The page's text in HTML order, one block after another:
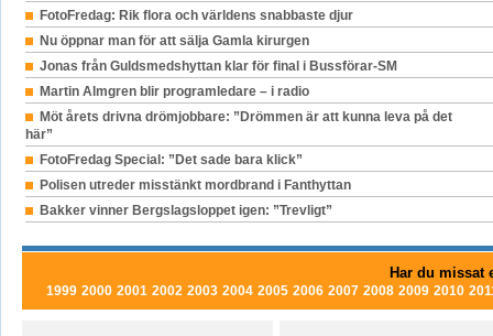
FotoFredag: Rik flora och världens snabbaste djur
Nu öppnar man för att sälja Gamla kirurgen
Jonas från Guldsmedshyttan klar för final i Bussförar-SM
Martin Almgren blir programledare – i radio
Möt årets drivna drömjobbare: ”Drömmen är att kunna leva på det
här”
FotoFredag Special: ”Det sade bara klick”
Polisen utreder misstänkt mordbrand i Fanthyttan
Bakker vinner Bergslagsloppet igen: ”Trevligt”
Har du missat
1999 2000 2001 2002 2003 2004 2005 2006 2007 2008 2009 2010